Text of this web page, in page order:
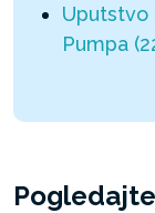
Uputstvo
Pumpa